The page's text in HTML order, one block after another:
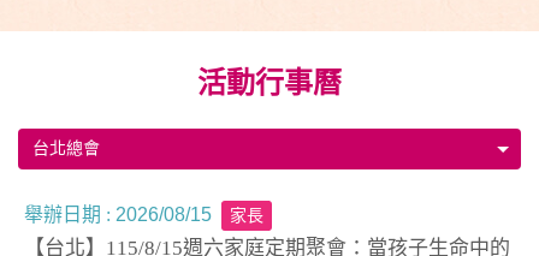
活動行事曆
舉辦日期 : 2026/08/15 家長
【台北】115/8/15週六家庭定期聚會：當孩子生命中的